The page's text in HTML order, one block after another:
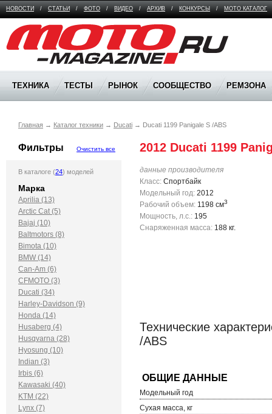
НОВОСТИ / СТАТЬИ / ФОТО / ВИДЕО / АРХИВ / КОНКУРСЫ / МОТО КАТАЛОГ
Moto Magazine
ТЕХНИКА ТЕСТЫ РЫНОК СООБЩЕСТВО РЕМЗОНА
Главная → Каталог техники → Ducati → Ducati 1199 Panigale S /ABS
Фильтры Очистить все
В каталоге (24) моделей
Марка
Aprilia (13)
Arctic Cat (5)
Bajaj (10)
Baltmotors (8)
Bimota (10)
BMW (14)
Can-Am (6)
CFMOTO (3)
Ducati (34)
Harley-Davidson (9)
Honda (14)
Husaberg (4)
Husqvarna (28)
Hyosung (10)
Indian (3)
Irbis (6)
Kawasaki (40)
KTM (22)
Lynx (7)
2012 Ducati 1199
данные производителя
Класс: Спортбайк
Модельный год: 2012
Рабочий объем: 1198 см3
Мощность, л.с.: 195
Снаряженная масса: 188 кг.
Технические
/ABS
Модельный год
Сухая масса, кг